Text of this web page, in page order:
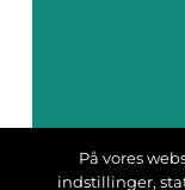
På vores
indstillinger,